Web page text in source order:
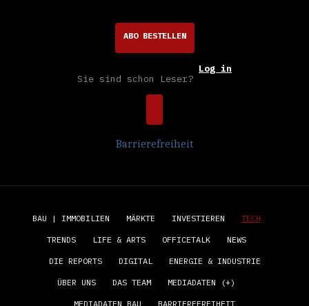
ABO BESTELLEN
Sie sind schon Leser?
Log in
Barrierefreiheit
BAU | IMMOBILIEN MÄRKTE INVESTIEREN TECH
TRENDS LIFE & ARTS OFFICETALK NEWS
DIE REPORTS DIGITAL ENERGIE & INDUSTRIE
ÜBER UNS DAS TEAM MEDIADATEN (+)
MEDIADATEN BAU BARRIEREFREIHEIT